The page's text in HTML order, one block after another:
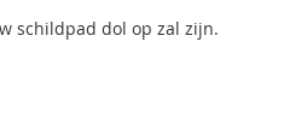
schildpad dol op zal zijn.